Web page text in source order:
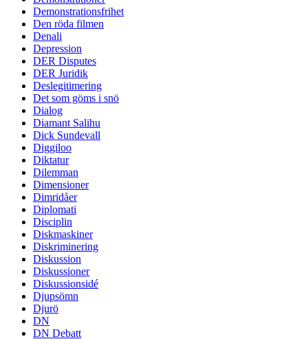
Demonstrationsfrihet
Den röda filmen
Denali
Depression
DER Disputes
DER Juridik
Deslegitimering
Det som göms i snö
Dialog
Diamant Salihu
Dick Sundevall
Diggiloo
Diktatur
Dilemman
Dimensioner
Dimridåer
Diplomati
Disciplin
Diskmaskiner
Diskriminering
Diskussion
Diskussioner
Diskussionsidé
Djupsömn
Djurö
DN
DN Debatt